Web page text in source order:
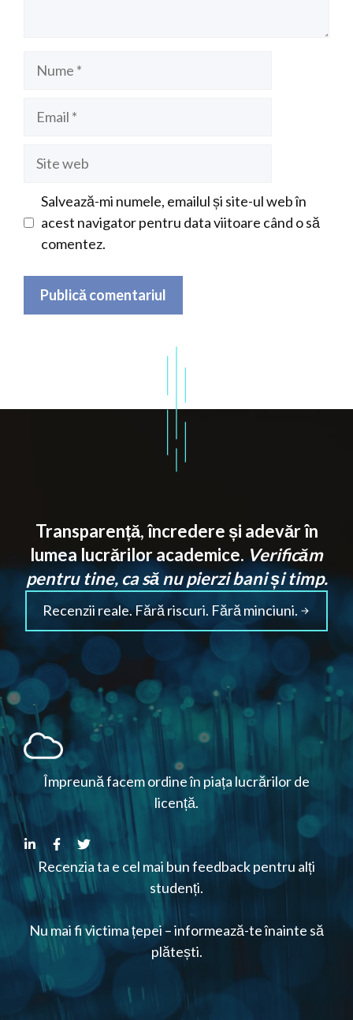
Salvează-mi numele, emailul și site-ul web în
acest navigator pentru data viitoare când o să
comentez.
Transparență, încredere și adevăr în
lumea lucrărilor academice. Verificăm
pentru tine, ca să nu pierzi bani și timp.
Recenzii reale. Fără riscuri. Fără minciuni.
Împreună facem ordine în piața lucrărilor de
licență.
Recenzia ta e cel mai bun feedback pentru alți
studenți.
Nu mai fi victima țepei – informează-te înainte să
plătești.